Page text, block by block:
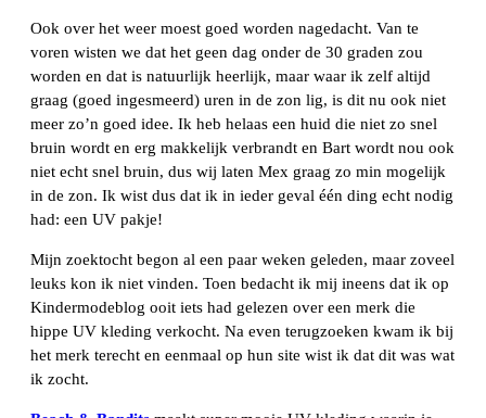
Ook over het weer moest goed worden nagedacht. Van te
voren wisten we dat het geen dag onder de 30 graden zou
worden en dat is natuurlijk heerlijk, maar waar ik zelf altijd
graag (goed ingesmeerd) uren in de zon lig, is dit nu ook niet
meer zo’n goed idee. Ik heb helaas een huid die niet zo snel
bruin wordt en erg makkelijk verbrandt en Bart wordt nou ook
niet echt snel bruin, dus wij laten Mex graag zo min mogelijk
in de zon. Ik wist dus dat ik in ieder geval één ding echt nodig
had: een UV pakje!
Mijn zoektocht begon al een paar weken geleden, maar zoveel
leuks kon ik niet vinden. Toen bedacht ik mij ineens dat ik op
Kindermodeblog ooit iets had gelezen over een merk die
hippe UV kleding verkocht. Na even terugzoeken kwam ik bij
het merk terecht en eenmaal op hun site wist ik dat dit was wat
ik zocht.